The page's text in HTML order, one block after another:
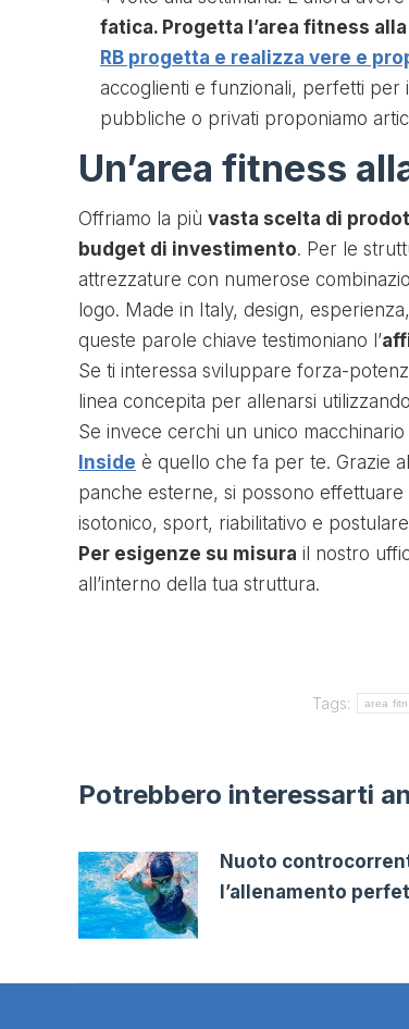
fatica. Progetta l’area fitness
RB progetta e realizza vere e
accoglienti e funzionali, perfetti per
pubbliche o privati proponiamo
Un’area fitness
Offriamo la più vasta scelta di
budget di investimento. Per le
attrezzature con numerose
logo. Made in Italy, design,
queste parole chiave testimoniano l’
Se ti interessa sviluppare forza-
linea concepita per allenarsi
Se invece cerchi un unico
Inside è quello che fa per te. Grazie
panche esterne, si possono
isotonico, sport, riabilitativo e
Per esigenze su misura il nostro
all’interno della tua struttura.
Tags:
area
Potrebbero interessarti
Nuoto
l’allenamento